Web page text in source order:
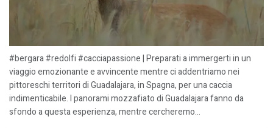
#bergara #redolfi #cacciapassione | Preparati a immergerti in un
viaggio emozionante e avvincente mentre ci addentriamo nei
pittoreschi territori di Guadalajara, in Spagna, per una caccia
indimenticabile. I panorami mozzafiato di Guadalajara fanno da
sfondo a questa esperienza, mentre cercheremo...